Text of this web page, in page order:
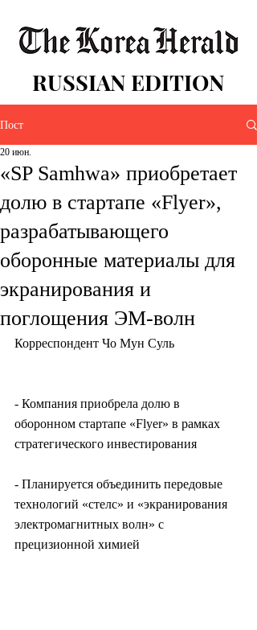
RUSSIAN EDITION
Пост
«SP Samhwa» приобретает
долю в стартапе «Flyer»,
разрабатывающего
оборонные материалы для
экранирования и
поглощения ЭМ-волн
20 июн.
Корреспондент Чо Мун Суль
- Компания приобрела долю в
оборонном стартапе «Flyer» в рамках
стратегического инвестирования
- Планируется объединить передовые
технологий «стелс» и «экранирования
электромагнитных волн» с
прецизионной химией